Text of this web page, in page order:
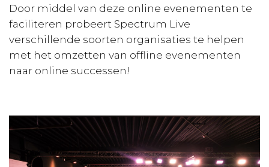
Door middel van deze online evenementen te
faciliteren probeert Spectrum Live
verschillende soorten organisaties te helpen
met het omzetten van offline evenementen
naar online successen!